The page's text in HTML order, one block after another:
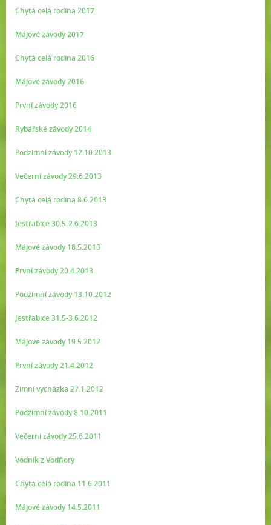
Chytá celá rodina 2017
Májové závody 2017
Chytá celá rodina 2016
Májové závody 2016
První závody 2016
Rybářské závody 2014
Podzimní závody 12.10.2013
Večerní závody 29.6.2013
Chytá celá rodina 8.6.2013
Jestřabice 30.5-2.6.2013
Májové závody 18.5.2013
První závody 20.4.2013
Podzimní závody 13.10.2012
Jestřabice 31.5-3.6.2012
Májové závody 19.5.2012
První závody 21.4.2012
Zimní vycházka 27.1.2012
Podzimní závody 8.10.2011
Večerní závody 25.6.2011
Vodník z Vodňory
Chytá celá rodina 11.6.2011
Májové závody 14.5.2011